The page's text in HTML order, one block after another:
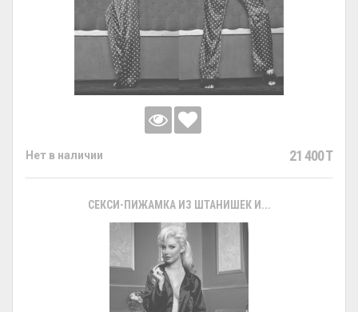
Нет в наличии 21 400 T
СЕКСИ-ПИЖАМКА ИЗ ШТАНИШЕК И...